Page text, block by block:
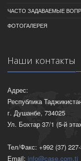
ЧАСТО ЗАДАВАЕМЫЕ
ФОТОГАЛЕРЕЯ
Наши контакты
Адрес:
Республика
г. Душанбе, 734025
Ул. Бохтар 37/1 (5-й
Тел/Факс: +992 (37)
Email: info@case.com.tj